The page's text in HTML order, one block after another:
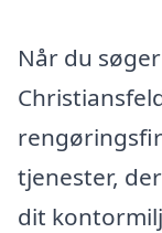
Når du
tjenester,
dit